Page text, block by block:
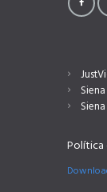
Política